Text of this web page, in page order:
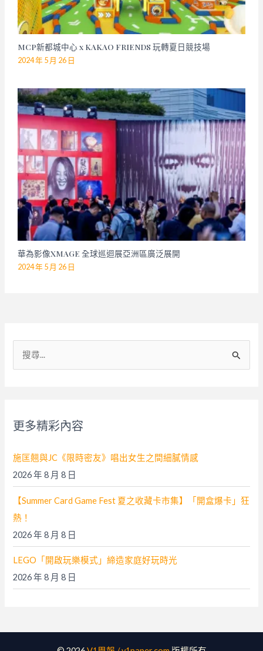
MCP新都城中心 x KAKAO FRIENDS 玩轉夏日競技場
2024 年 5 月 26 日
華為影像XMAGE 全球巡迴展亞洲區廣泛展開
2024 年 5 月 26 日
:
更多精彩內容
施匡翹與JC《限時密友》唱出女生之間細膩情感
2026 年 8 月 8 日
【Summer Card Game Fest 夏之收藏卡市集】「開盒爆卡」狂
熱！
2026 年 8 月 8 日
LEGO「開啟玩樂模式」締造家庭好玩時光
2026 年 8 月 8 日